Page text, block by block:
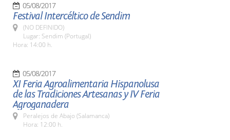
05/08/2017
Festival Intercéltico de Sendim
(NO DEFINIDO)
Lugar: Sendim (Portugal)
Hora: 14:00 h.
05/08/2017
XI Feria Agroalimentaria Hispanolusa
de las Tradiciones Artesanas y IV Feria
Agroganadera
Peralejos de Abajo (Salamanca)
Hora: 12:00 h.